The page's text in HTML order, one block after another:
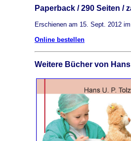
Paperback / 290 Seiten /
Erschienen am 15. Sept. 2012
Online bestellen
Weitere Bücher von Hans